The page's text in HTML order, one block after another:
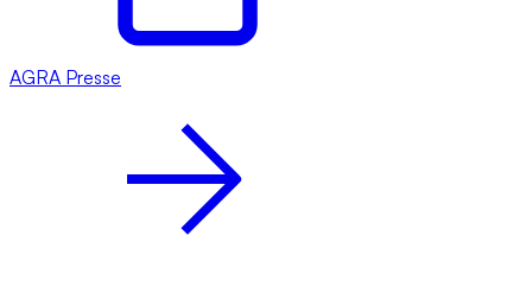
AGRA Presse